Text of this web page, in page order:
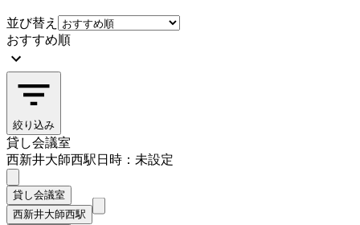
並び替え
おすすめ順
絞り込み
貸し会議室
西新井大師西駅日時：未設定
貸し会議室
西新井大師西駅